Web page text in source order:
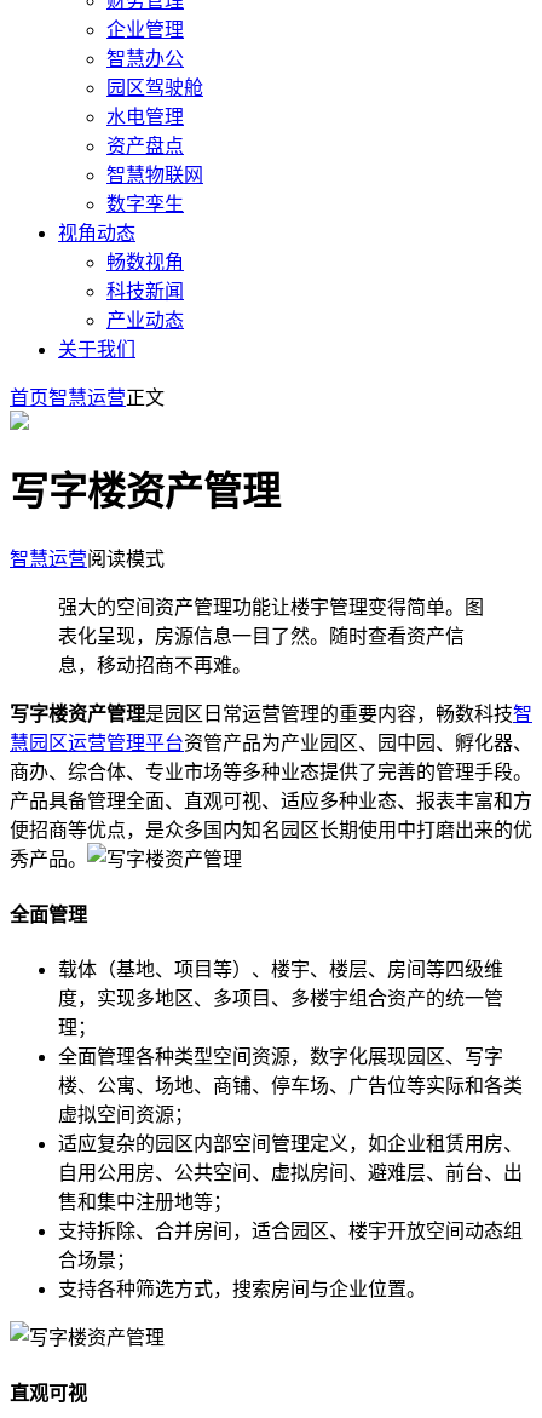
企业管理
智慧办公
园区驾驶舱
水电管理
资产盘点
智慧物联网
数字孪生
视角动态
畅数视角
科技新闻
产业动态
关于我们
首页智慧运营正文
写字楼资产管理
智慧运营阅读模式
强大的空间资产管理功能让楼宇管理变得简单。图
表化呈现，房源信息一目了然。随时查看资产信
息，移动招商不再难。
写字楼资产管理是园区日常运营管理的重要内容，畅数科技智
慧园区运营管理平台资管产品为产业园区、园中园、孵化器、
商办、综合体、专业市场等多种业态提供了完善的管理手段。
产品具备管理全面、直观可视、适应多种业态、报表丰富和方
便招商等优点，是众多国内知名园区长期使用中打磨出来的优
秀产品。
全面管理
载体（基地、项目等）、楼宇、楼层、房间等四级维
度，实现多地区、多项目、多楼宇组合资产的统一管
理；
全面管理各种类型空间资源，数字化展现园区、写字
楼、公寓、场地、商铺、停车场、广告位等实际和各类
虚拟空间资源；
适应复杂的园区内部空间管理定义，如企业租赁用房、
自用公用房、公共空间、虚拟房间、避难层、前台、出
售和集中注册地等；
支持拆除、合并房间，适合园区、楼宇开放空间动态组
合场景；
支持各种筛选方式，搜索房间与企业位置。
直观可视